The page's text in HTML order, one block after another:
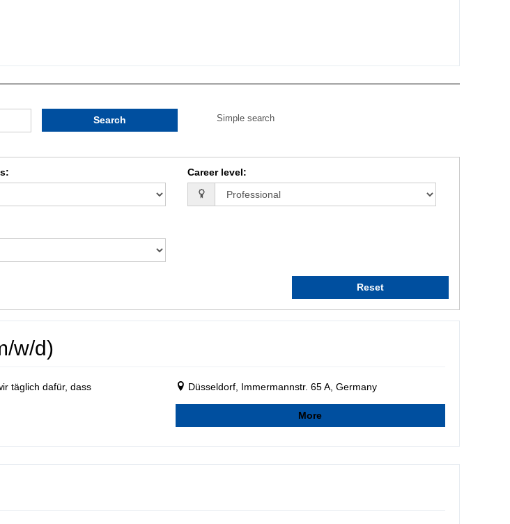
Search Simple search
: Career level:
Reset
w/d)
täglich dafür, dass
Düsseldorf, Immermannstr. 65 A, Germany
More